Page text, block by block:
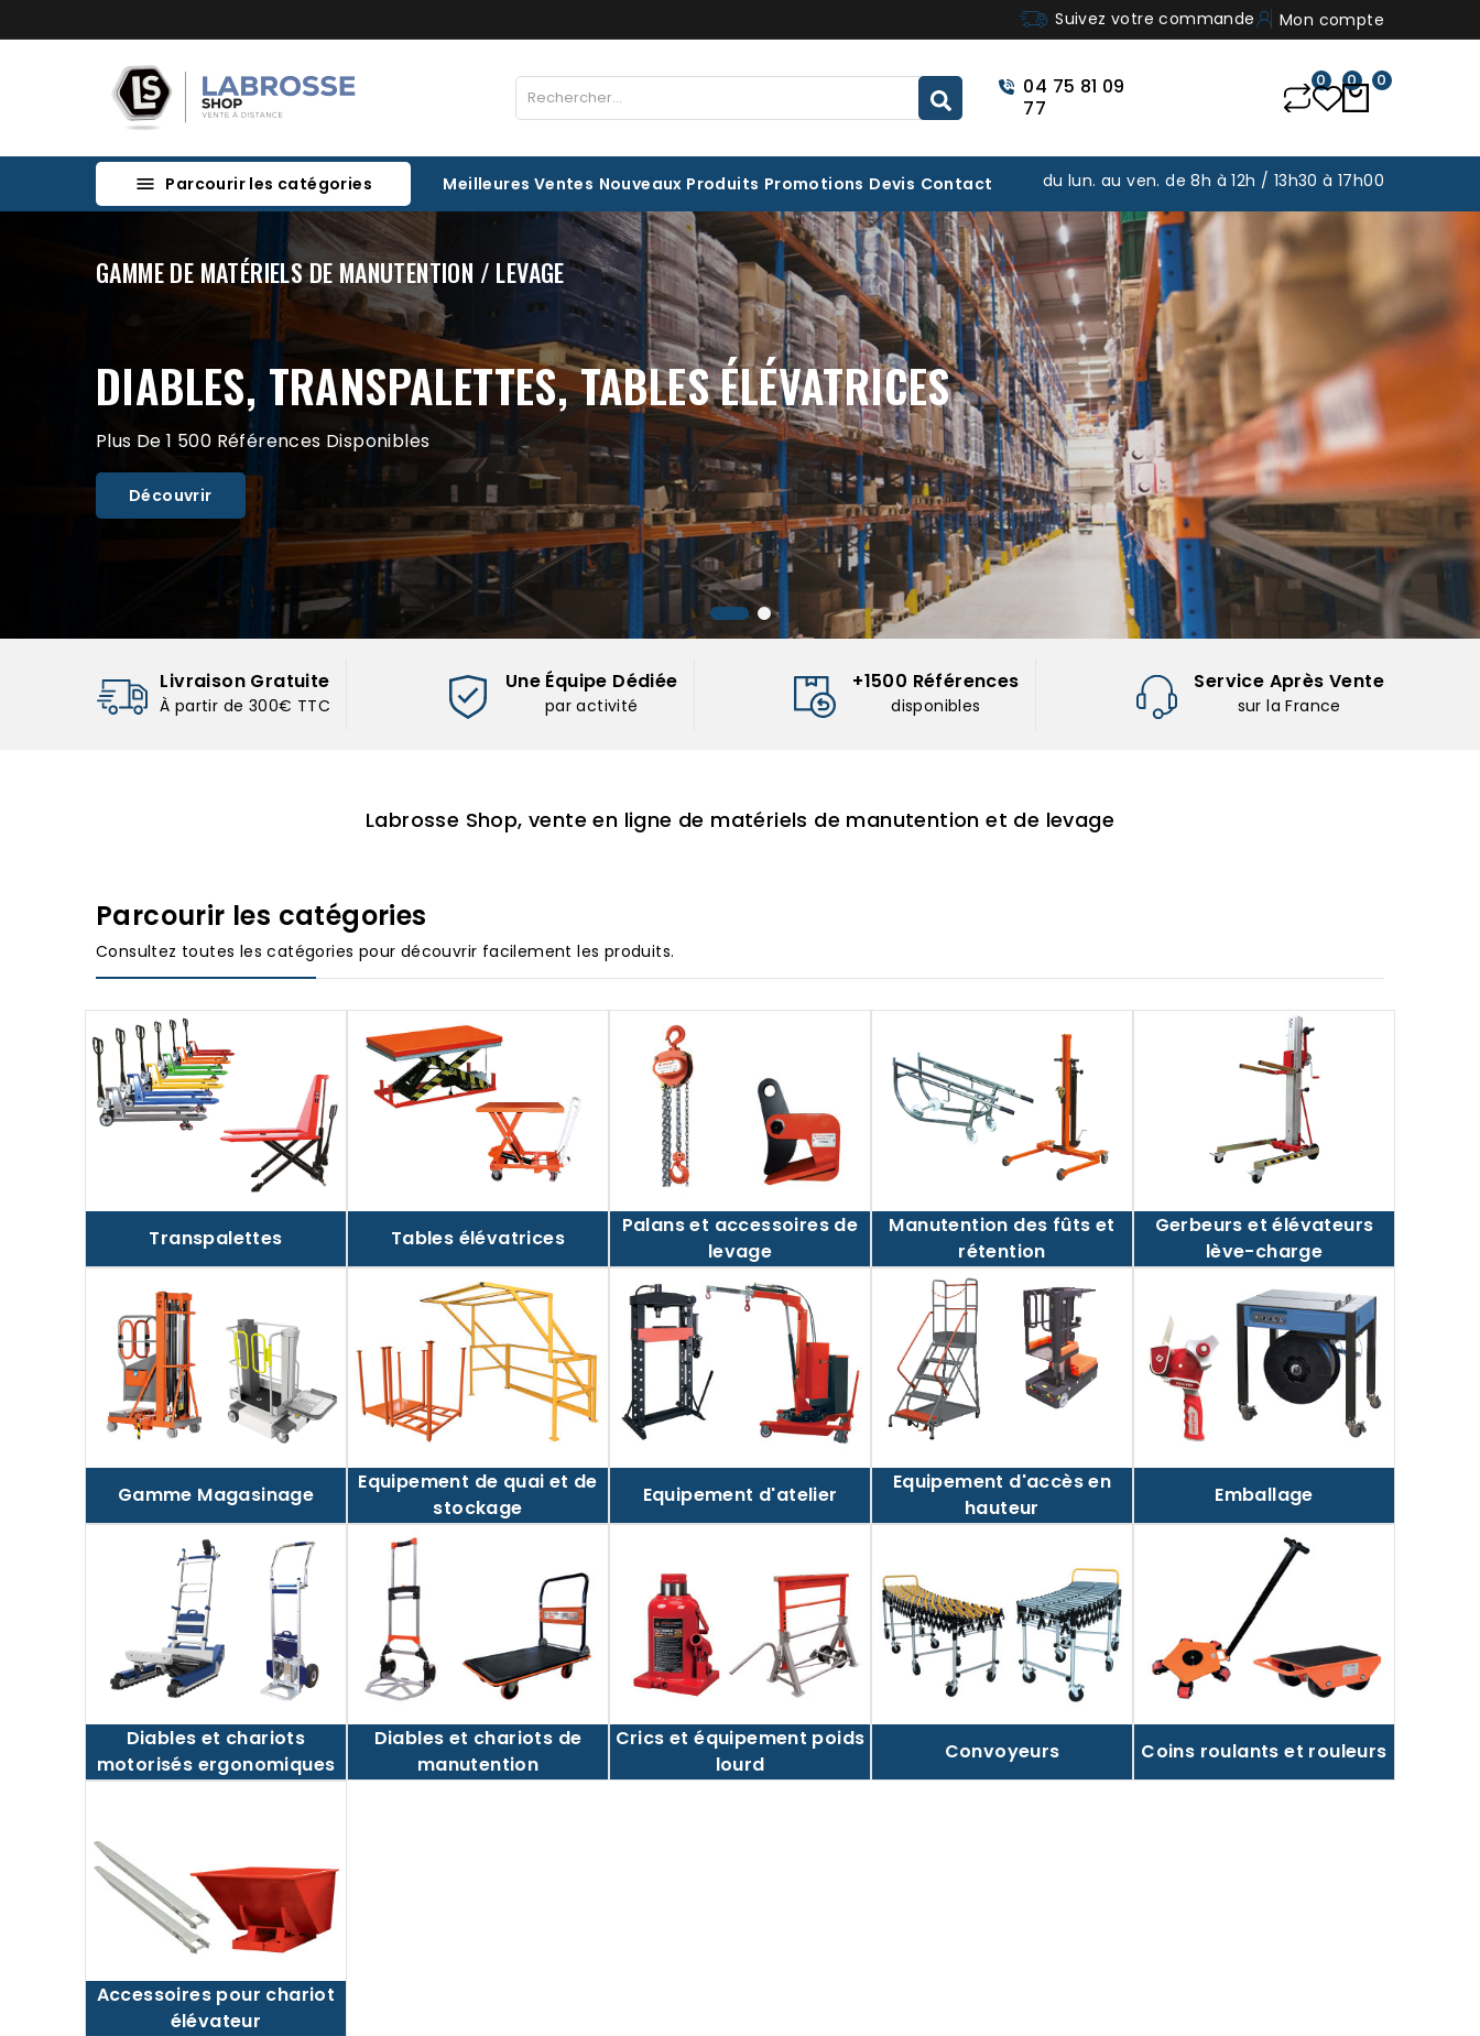
Suivez votre commande Mon compte
04 75 81 09
77
0 0 0
 Parcourir les catégories Meilleures Ventes Nouveaux Produits Promotions Devis Contact du lun. au ven. de 8h à 12h / 13h30 à 17h00
GAMME DE MATÉRIELS DE MANUTENTION / LEVAGE
DIABLES, TRANSPALETTES, TABLES ÉLÉVATRICES
Plus De 1 500 Références Disponibles
Découvrir
Livraison Gratuite
À partir de 300€ TTC
Une Équipe Dédiée
par activité
+1500 Références
disponibles
Service Après Vente
sur la France
Labrosse Shop, vente en ligne de matériels de manutention et de levage
Parcourir les catégories
Consultez toutes les catégories pour découvrir facilement les produits.
Transpalettes Tables élévatrices
Palans et accessoires de
levage
Manutention des fûts et
rétention
Gerbeurs et élévateurs
lève-charge
Gamme Magasinage
Equipement de quai et de
stockage
Equipement d'atelier
Equipement d'accès en
hauteur
Emballage
Diables et chariots
motorisés ergonomiques
Diables et chariots de
manutention
Crics et équipement poids
lourd
Convoyeurs Coins roulants et rouleurs
Accessoires pour chariot
élévateur